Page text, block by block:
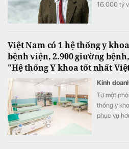
16.000 tỷ
Việt Nam có 1 hệ thống y
bệnh viện, 2.900 giường
"Hệ thống Y khoa tốt nhất
Kinh
Từ một
thống y
phục vụ